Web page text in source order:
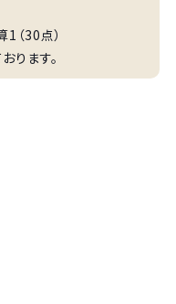
（30点）
ります。